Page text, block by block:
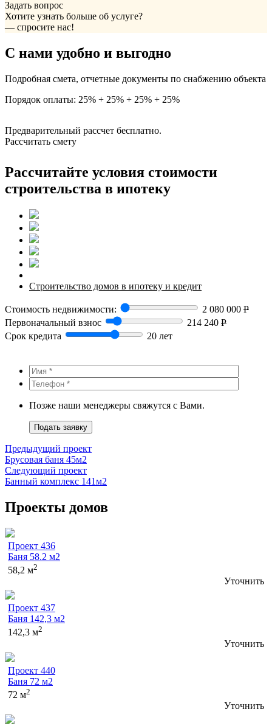
Задать вопрос
Хотите узнать больше об услуге?
— спросите нас!
С нами удобно и выгодно
Подробная смета, отчетные документы по снабжению объекта
Порядок оплаты: 25% + 25% + 25% + 25%
Предварительный рассчет бесплатно.
Рассчитать смету
Рассчитайте условия стоимости
строительства в ипотеку
Строительство домов в ипотеку и кредит
Стоимость недвижимости: 2 080 000 Р
Первоначальный взнос
214 240 Р
Срок кредита
20 лет
Позже наши менеджеры свяжутся с Вами.
Подать заявку
Предыдущий проект
Брусовая баня 45м2
Следующий проект
Банный комплекс 141м2
Проекты домов
Проект 436
Баня 58.2 м2
58,2 м2
Уточнить
Проект 437
Баня 142,3 м2
142,3 м2
Уточнить
Проект 440
Баня 72 м2
72 м2
Уточнить